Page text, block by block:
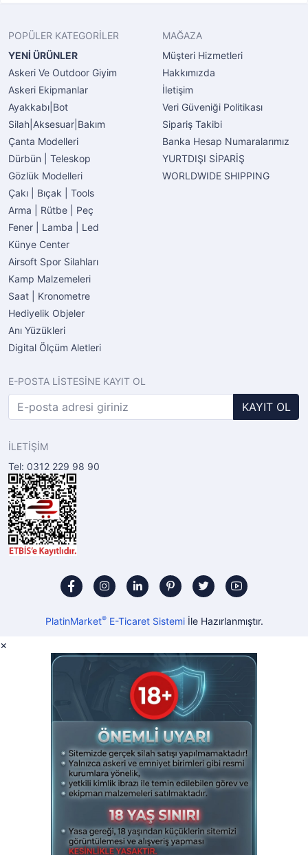
POPÜLER KATEGORİLER
YENİ ÜRÜNLER
Askeri Ve Outdoor Giyim
Askeri Ekipmanlar
Ayakkabı|Bot
Silah|Aksesuar|Bakım
Çanta Modelleri
Dürbün | Teleskop
Gözlük Modelleri
Çakı | Bıçak | Tools
Arma | Rütbe | Peç
Fener | Lamba | Led
Künye Center
Airsoft Spor Silahları
Kamp Malzemeleri
Saat | Kronometre
Hediyelik Objeler
Anı Yüzükleri
Digital Ölçüm Aletleri
MAĞAZA
Müşteri Hizmetleri
Hakkımızda
İletişim
Veri Güveniği Politikası
Sipariş Takibi
Banka Hesap Numaralarımız
YURTDIŞI SİPARİŞ
WORLDWIDE SHIPPING
E-POSTA LİSTESİNE KAYIT OL
KAYIT OL
İLETİŞİM
Tel: 0312 229 98 90
PlatinMarket®E-Ticaret Sistemiİle Hazırlanmıştır.
×